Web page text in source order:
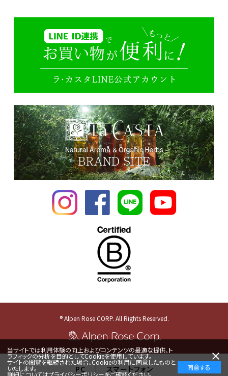
® Alpen Rose CORP. All Rights Reserved.
PC スマートフォン
当サイトでは利用体験の向上およびコンテンツの最適な提供、ト
ラフィックの分析を目的としてCookieを使用しています。
サイトの閲覧を継続された場合、Cookieの利用に同意したものと
いたします。
詳細についてはプライバシーポリシーをご確認ください。
同意する